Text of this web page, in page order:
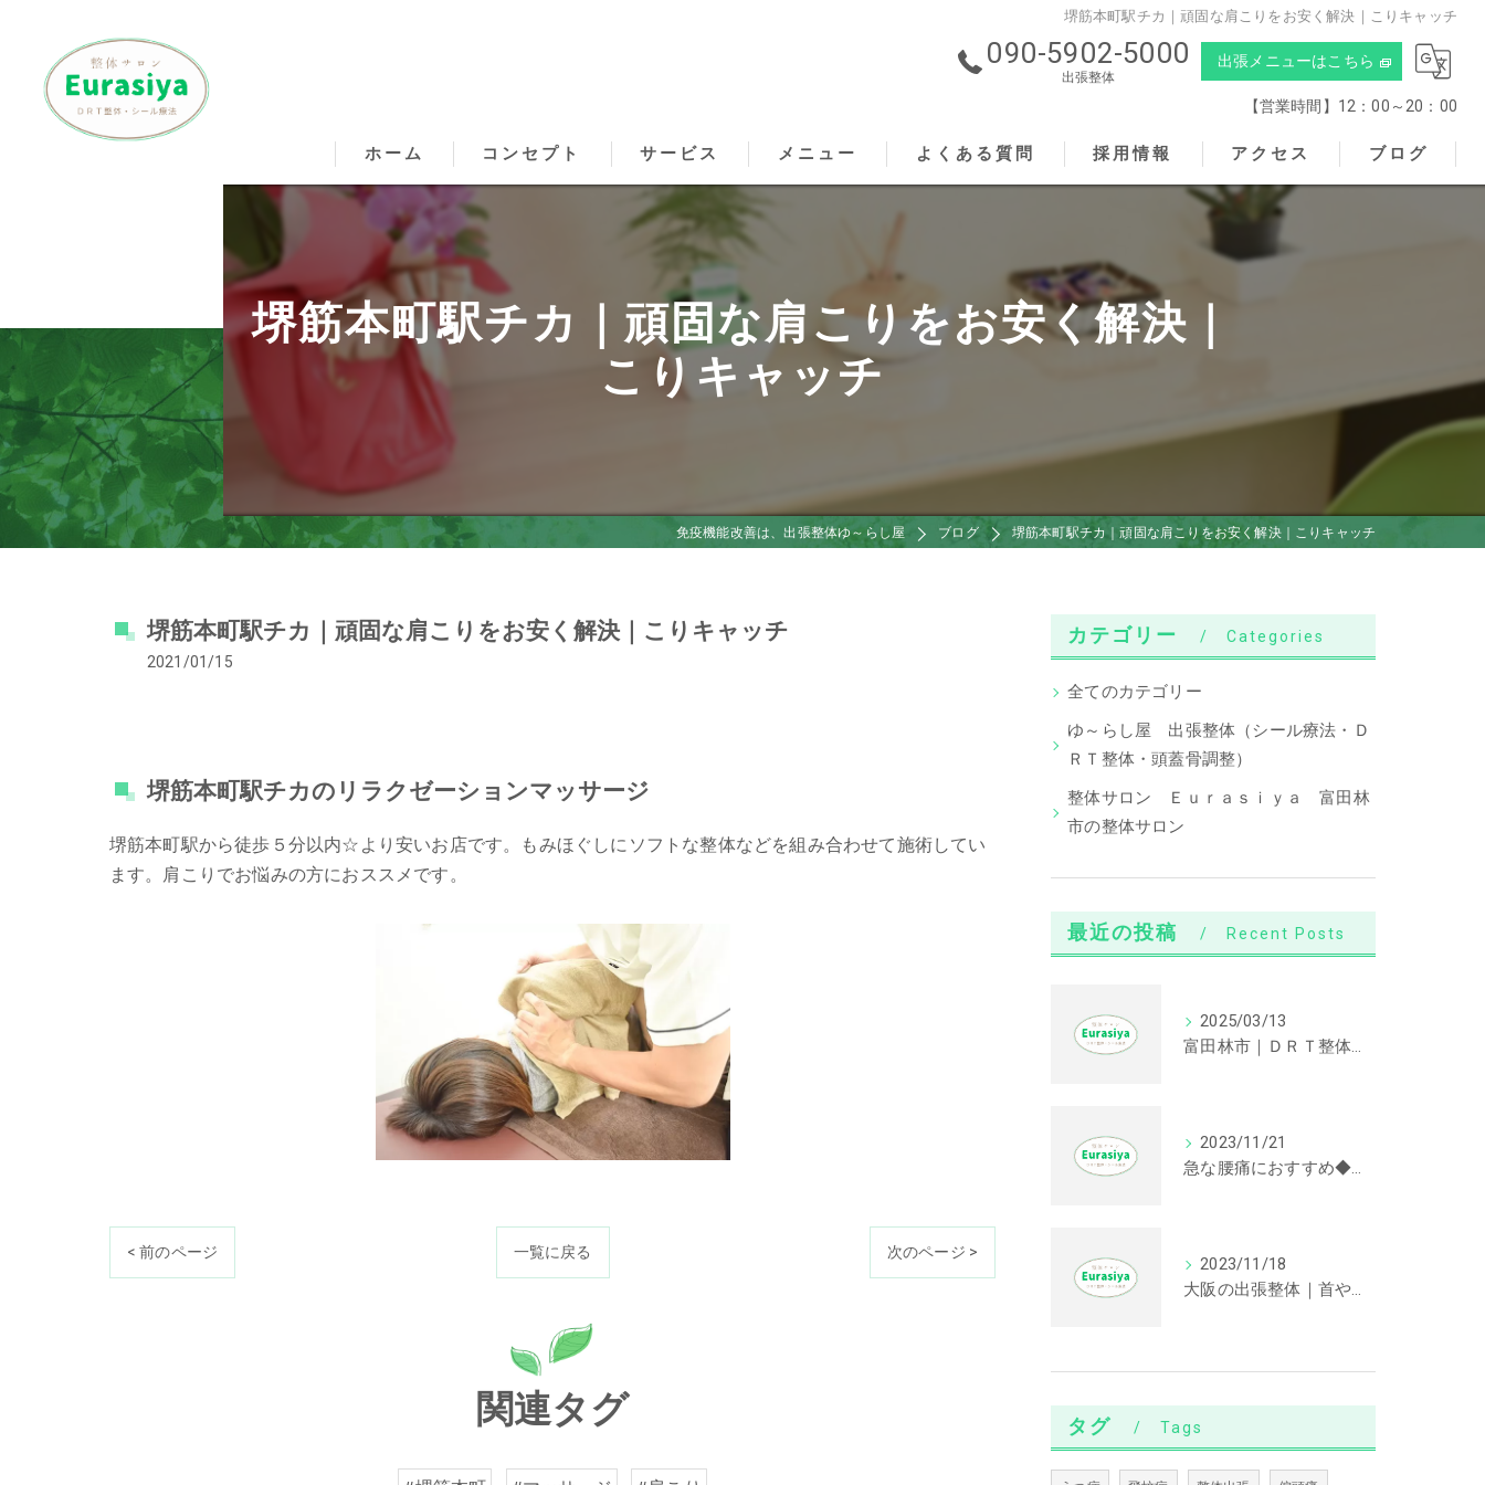
堺筋本町駅チカ｜頑固な肩こりをお安く解決｜こりキャッチ
090-5902-5000
出張整体
出張メニューはこちら
【営業時間】12：00～20：00
ホーム コンセプト
松原のもみほぐし･こりキャッチの口コミ情報
松原のもみほぐし･こりキャッチの評判
松原のもみほぐし･こりキャッチのお客様の声
サービス メニュー よくある質問 採用情報 アクセス
こりキャッチ
ブログ
堺筋本町駅チカ｜頑固な肩こりをお安く解決｜
こりキャッチ
免疫機能改善は、出張整体ゆ～らし屋 ブログ 堺筋本町駅チカ｜頑固な肩こりをお安く解決｜こりキャッチ
堺筋本町駅チカ｜頑固な肩こりをお安く解決｜こりキャッチ
2021/01/15
堺筋本町駅チカのリラクゼーションマッサージ
堺筋本町駅から徒歩５分以内☆より安いお店です。もみほぐしにソフトな整体などを組み合わせて施術してい
ます。肩こりでお悩みの方におススメです。
< 前のページ 一覧に戻る 次のページ >
関連タグ
カテゴリー Categories
全てのカテゴリー
ゆ～らし屋 出張整体（シール療法・Ｄ
ＲＴ整体・頭蓋骨調整）
整体サロン Ｅｕｒａｓｉｙａ 富田林
市の整体サロン
最近の投稿 Recent Posts
2025/03/13
富田林市｜ＤＲＴ整体｜首や肩の不調に効果が期待できます。
2023/11/21
急な腰痛におすすめ◆大阪の出張整体
2023/11/18
大阪の出張整体｜首や肩が辛い方におすすめの根治療法
タグ Tags